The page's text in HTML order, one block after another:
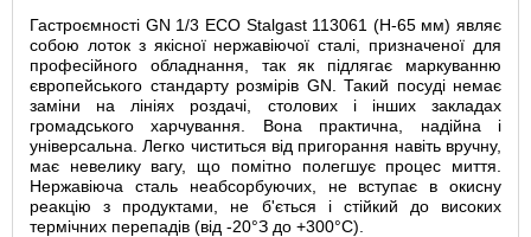
Гастроємності GN 1/3 ECO Stalgast 113061 (Н-65 мм) являє
собою лоток з якісної нержавіючої сталі, призначеної для
професійного обладнання, так як підлягає маркуванню
європейського стандарту розмірів GN. Такий посуді немає
заміни на лініях роздачі, столових і інших закладах
громадського харчування. Вона практична, надійна і
універсальна. Легко чиститься від пригорання навіть вручну,
має невелику вагу, що помітно полегшує процес миття.
Нержавіюча сталь неабсорбуючих, не вступає в окисну
реакцію з продуктами, не б'ється і стійкий до високих
термічних перепадів (від -20°З до +300°С).